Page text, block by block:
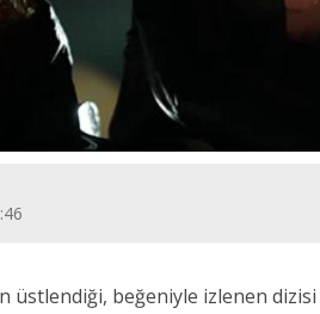
üstlendiği, beğeniyle izlenen dizisi